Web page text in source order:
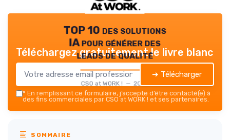
TOP 10 des solutions
IA pour générer des
leads de qualité
CSO at WORK ! — 2026
Téléchargez gratuitement le livre blanc
➔ Télécharger
* En remplissant ce formulaire, j’accepte d’être contacté(e) à
des fins commerciales par CSO at WORK ! et ses partenaires.
SOMMAIRE